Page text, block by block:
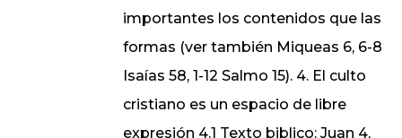
importantes los contenidos que las
formas (ver también Miqueas 6, 6-8
Isaías 58, 1-12 Salmo 15). 4. El culto
cristiano es un espacio de libre
expresión 4.1 Texto biblico: Juan 4,